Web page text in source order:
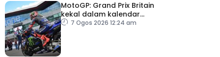
MotoGP: Grand Prix Britain
kekal dalam kalendar
hingga 2028
7 Ogos 2026 12:24 am